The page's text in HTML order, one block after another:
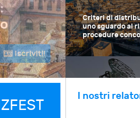
Criteri
riparto
Bari 26-27
Criteri di
uno sguardo al
procedure
I nostri